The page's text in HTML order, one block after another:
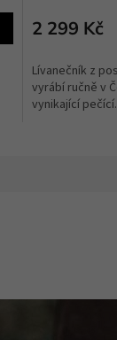
2 299 Kč
Lívanečník z
vyrábí ručně v
vynikající